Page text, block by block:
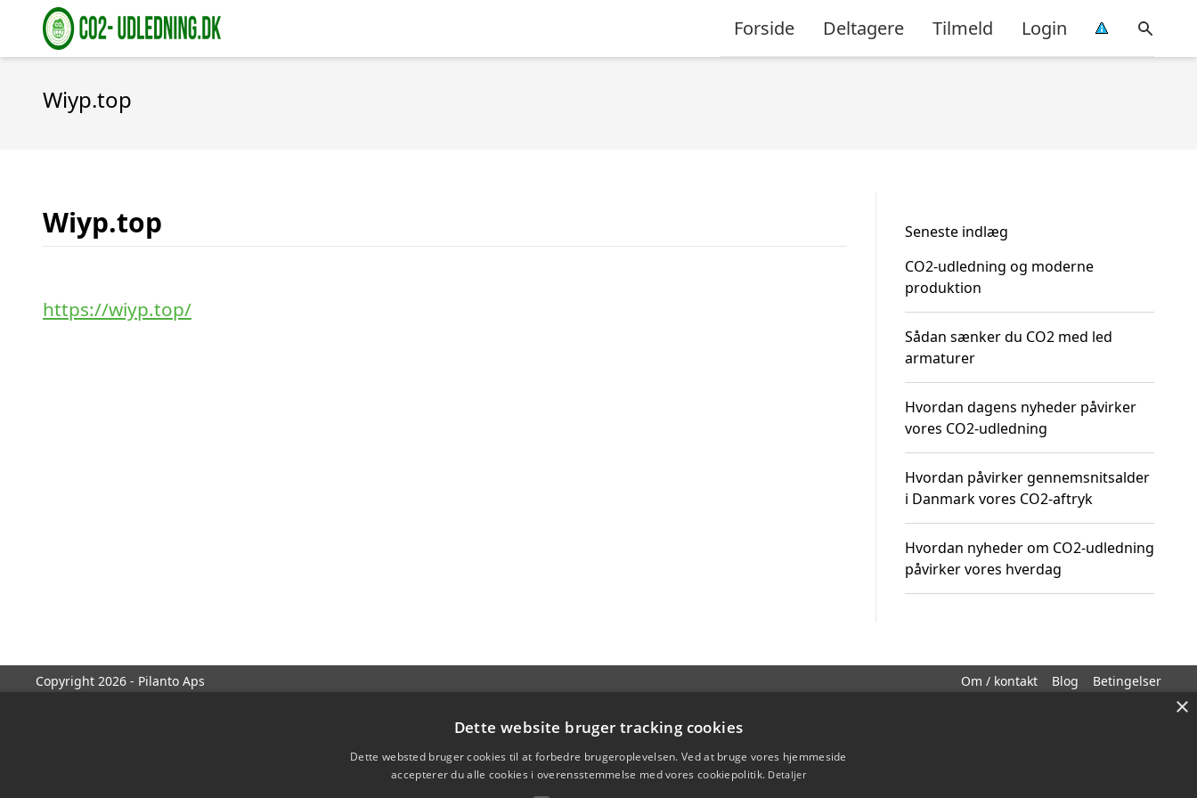
Forside Deltagere Tilmeld Login
Wiyp.top
Wiyp.top
https://wiyp.top/
Seneste indlæg
CO2-udledning og moderne
produktion
Sådan sænker du CO2 med led
armaturer
Hvordan dagens nyheder påvirker
vores CO2-udledning
Hvordan påvirker gennemsnitsalder
i Danmark vores CO2-aftryk
Hvordan nyheder om CO2-udledning
påvirker vores hverdag
Copyright 2026 - Pilanto Aps Om / kontakt Blog Betingelser
×
Dette website bruger tracking cookies
Dette websted bruger cookies til at forbedre brugeroplevelsen. Ved at bruge vores hjemmeside
accepterer du alle cookies i overensstemmelse med vores cookiepolitik. Detaljer